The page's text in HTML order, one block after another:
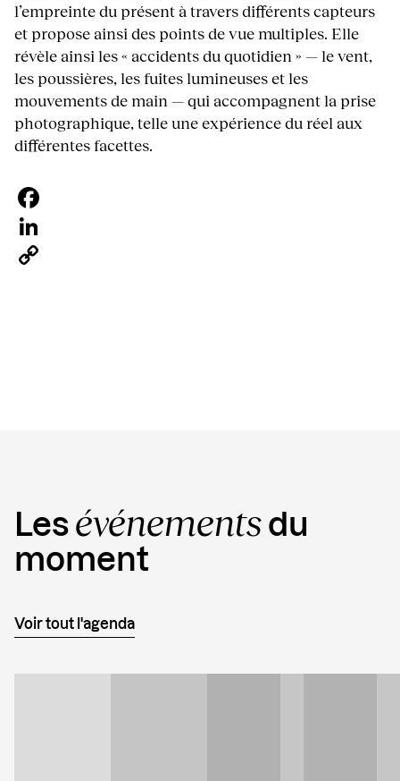
l’empreinte du présent à travers différents capteurs
et propose ainsi des points de vue multiples. Elle
révèle ainsi les « accidents du quotidien » — le vent,
les poussières, les fuites lumineuses et les
mouvements de main — qui accompagnent la prise
photographique, telle une expérience du réel aux
différentes facettes.
Facebook
LinkedIn
Les événements du
moment
Voir tout l'agenda